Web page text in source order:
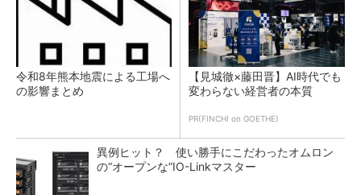
令和8年熊本地震による工場へ
の影響まとめ
【見城徹×藤田晋】AI時代でも
変わらない経営者の本質
PR(FINCHI on GOETHE)
異例ヒット？ 使い勝手にこだわったオムロン
の“オープンな”IO-Linkマスター